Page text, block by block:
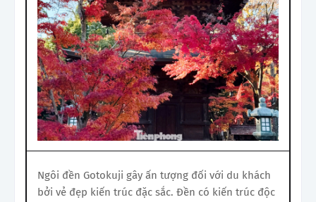
Ngôi đền Gotokuji gây ấn tượng đối với du khách
bởi vẻ đẹp kiến trúc đặc sắc. Đền có kiến trúc độc